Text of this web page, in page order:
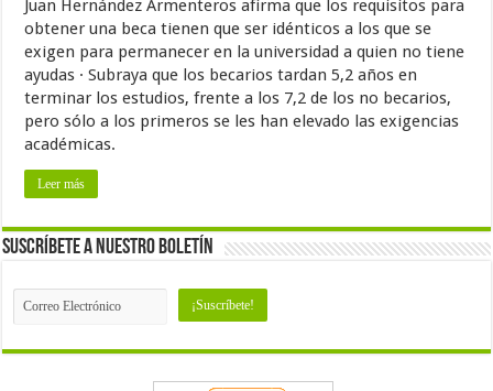
Juan Hernández Armenteros afirma que los requisitos para
obtener una beca tienen que ser idénticos a los que se
exigen para permanecer en la universidad a quien no tiene
ayudas · Subraya que los becarios tardan 5,2 años en
terminar los estudios, frente a los 7,2 de los no becarios,
pero sólo a los primeros se les han elevado las exigencias
académicas.
Leer más
Suscríbete a nuestro Boletín